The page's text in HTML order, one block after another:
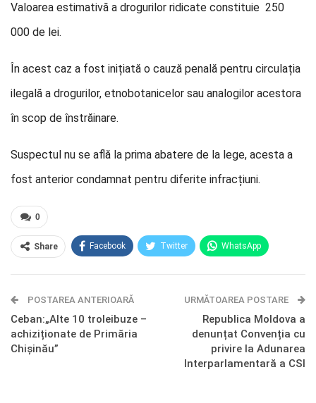
Valoarea estimativă a drogurilor ridicate constituie 250
000 de lei.
În acest caz a fost inițiată o cauză penală pentru circulația
ilegală a drogurilor, etnobotanicelor sau analogilor acestora
în scop de înstrăinare.
Suspectul nu se află la prima abatere de la lege, acesta a
fost anterior condamnat pentru diferite infracțiuni.
0
Share Facebook Twitter WhatsApp
Telegram OK.ru
POSTAREA ANTERIOARĂ
Ceban:„Alte 10 troleibuze –
achiziționate de Primăria
Chișinău”
URMĂTOAREA POSTARE
Republica Moldova a
denunțat Convenția cu
privire la Adunarea
Interparlamentară a CSI